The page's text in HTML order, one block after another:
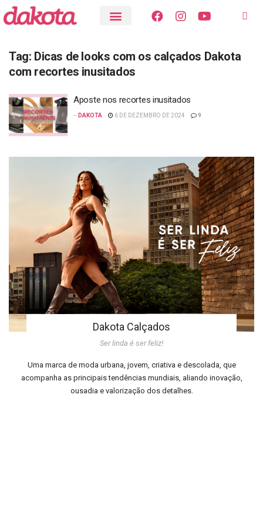
Tag: Dicas de looks com os calçados Dakota
com recortes inusitados
Aposte nos recortes inusitados
-- DAKOTA 6 DE DEZEMBRO DE 2024 9
Dakota Calçados
Ser linda é ser feliz!
Uma marca de moda urbana, jovem, criativa e descolada, que
acompanha as principais tendências mundiais, aliando inovação,
ousadia e valorização dos detalhes.